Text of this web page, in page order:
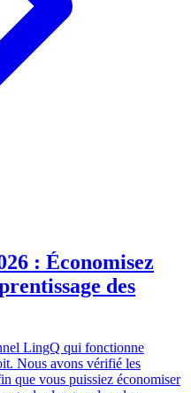
: Économisez
des
LingQ qui fonctionne
Nous avons vérifié les
que vous puissiez économiser